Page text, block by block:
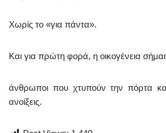
Χωρίς το «για πάντα».
Και για πρώτη φορά, η οικογένεια
άνθρωποι που χτυπούν την πόρτα
ανοίξεις.